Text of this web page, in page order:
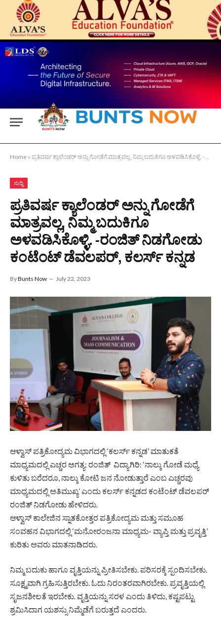
Home » ಪ್ರತಿವರ್ಷ ಕ್ಯಾಲೆಂಡರ್ ಅನ್ನು ಗೋಡೆಗೆ ಮಾತ್ರವಲ್ಲ, ನಿಮ್ಮ ಬದುಕಿಗೂ ಅಳವಡಿಸಿಕೊಳ್ಳಿ. -ರಂಜಿತ್ ನಿಡಗೋಡು ಕಂಟೆಂಟ್ ಡೆವಲಪರ್, ಕಲರ್ಸ್ ಕನ್ನಡ
ಸುದ್ದಿ
ಪ್ರತಿವರ್ಷ ಕ್ಯಾಲೆಂಡರ್ ಅನ್ನು ಗೋಡೆಗೆ
ಮಾತ್ರವಲ್ಲ, ನಿಮ್ಮ ಬದುಕಿಗೂ
ಅಳವಡಿಸಿಕೊಳ್ಳಿ. -ರಂಜಿತ್ ನಿಡಗೋಡು
ಕಂಟೆಂಟ್ ಡೆವಲಪರ್, ಕಲರ್ಸ್ ಕನ್ನಡ
ByBunts Now July 22, 2023
ಆಳ್ವಾಸ್ ಪತ್ರಿಕೋದ್ಯಮ ವಿಭಾಗದಲ್ಲಿ ‘ಕಲರ್ಸ್ ಕನ್ನಡ’ ಮಾತುಕತೆ
ಮಾಧ್ಯಮದಲ್ಲಿ ಎಚ್ಚರ ಅಗತ್ಯ: ರಂಜಿತ್ ವಿದ್ಯಾಗಿರಿ: ‘ನಾಲ್ಕು ಗೋಡೆ ಮಧ್ಯೆ
ಕುಳಿತು ಬರೆದರೂ, ನಾಲ್ಕು ಕೋಟಿ ಜನ ನೋಡುತ್ತಾರೆ ಎಂಬ ಎಚ್ಚರವು
ಮಾಧ್ಯಮದಲ್ಲಿ ಅತಿಮುಖ್ಯ’ ಎಂದು ಕಲರ್ಸ್ ಕನ್ನಡದ ಕಂಟೆಂಟ್ ಡೆವಲಪರ್
ರಂಜಿತ್ ನಿಡಗೋಡು ಹೇಳಿದರು.
ಆಳ್ವಾಸ್ ಕಾಲೇಜಿನ ಸ್ನಾತಕೋತ್ತರ ಪತ್ರಿಕೋದ್ಯಮ ಮತ್ತು ಸಮೂಹ
ಸಂವಹನ ವಿಭಾಗದಲ್ಲಿ ‘ಮನೋರಂಜನಾ ಮಾಧ್ಯಮ- ವ್ಯಾಪ್ತಿ ಮತ್ತು ಪ್ರವೃತ್ತಿ’
ಕುರಿತು ಅವರು ಮಾತನಾಡಿದರು.
ನಿಮ್ಮ ಬದುಕು ಹಾಗೂ ವೃತ್ತಿಯನ್ನು ಪ್ರೀತಿಸಬೇಕು. ಪರಿಸರಕ್ಕೆ ಸ್ಪಂದಿಸಬೇಕು.
ಸೂಕ್ಷ್ಮವಾಗಿ ಗ್ರಹಿಸುತ್ತಿರಬೇಕು. ಓದು ನಿರಂತರವಾಗಿರಬೇಕು. ಪ್ರವೃತ್ತಿಯಲ್ಲಿ
ಸೃಜನಶೀಲತೆ ಇರಬೇಕು. ವೃತ್ತಿಯನ್ನು ಸರಳ ಎಂದು ತಿಳಿದು, ಕಷ್ಟಪಟ್ಟು
ಶ್ರಮಿಸಿದಾಗ ಯಶಸ್ಸು ನಿಮ್ಮೆಡೆಗೆ ಬರುತ್ತದೆ ಎಂದರು.